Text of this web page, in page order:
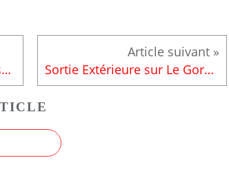
Entrainement dimanche 2 septembre 2018 Sortie Extérieure sur Le Gorvello - Dimanche 16 septembre 2018